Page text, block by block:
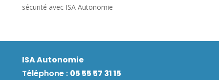
sécurité avec ISA Autonomie
ISA Autonomie
Téléphone : 05 55 57 31 15